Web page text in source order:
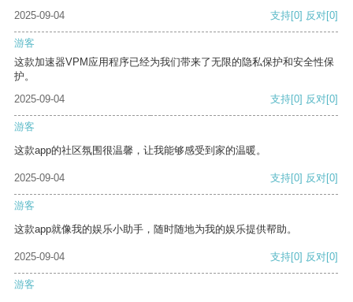
2025-09-04
支持[0] 反对[0]
游客
这款加速器VPM应用程序已经为我们带来了无限的隐私保护和安全性保
护。
2025-09-04
支持[0] 反对[0]
游客
这款app的社区氛围很温馨，让我能够感受到家的温暖。
2025-09-04 支持[0] 反对[0]
游客
这款app就像我的娱乐小助手，随时随地为我的娱乐提供帮助。
2025-09-04 支持[0] 反对[0]
游客